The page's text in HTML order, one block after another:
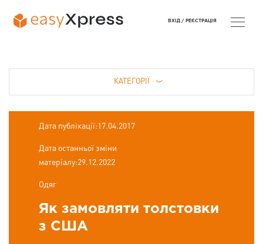
КАТЕГОРІЇ
Дата публікації:17.04.2017
Дата останньої зміни
матеріалу:29.12.2022
Одяг
Як замовляти толстовки
з США
ВХІД / РЕЄСТРАЦІЯ